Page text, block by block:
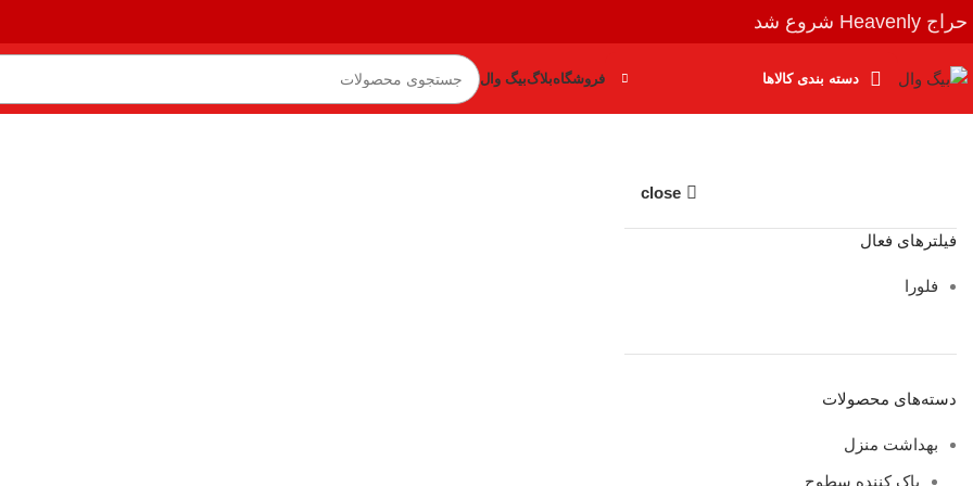
حراج Heavenly شروع شد
دسته بندی کالاها فروشگاهبلاگبیگ وال
close
فیلترهای فعال
فلورا
دسته‌های محصولات
بهداشت منزل
پاک کننده سطوح